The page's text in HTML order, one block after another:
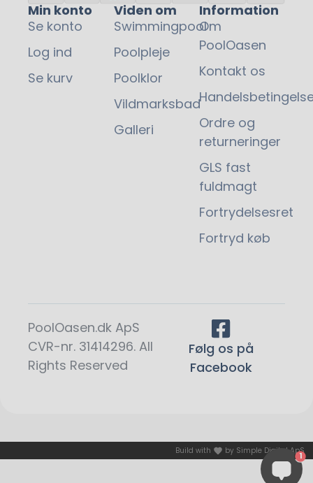
1,25kr.
Min konto
Se konto
Log ind
Se kurv
Viden om
Swimmingpool
Poolpleje
Poolklor
Vildmarksbad
Galleri
Information
Om
PoolOasen
Kontakt os
Ordre og
returneringer
GLS fast
fuldmagt
Fortrydelsesret
Fortryd køb
PoolOasen.dk ApS
CVR-nr. 31414296. All
Rights Reserved
Følg os på
Facebook
Build with by Simple Digital ApS
1